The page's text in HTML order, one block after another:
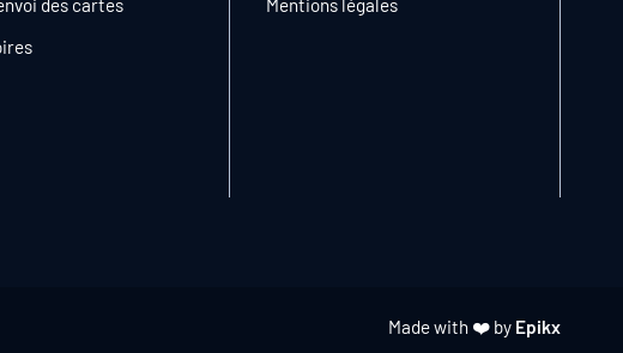
des cartes
Mentions légales
Made with ❤️ by Epikx